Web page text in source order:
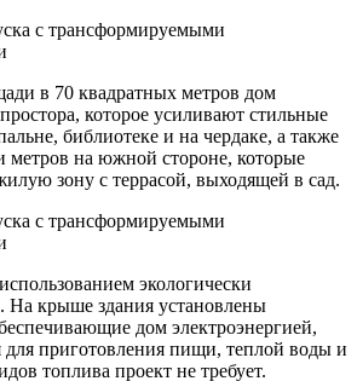
в 70 квадратных метров дом
которое усиливают стильные
библиотеке и на чердаке, а также
метров на южной стороне, которые
зону с террасой, выходящей в сад.
экологически
На крыше здания установлены
дом электроэнергией,
для приготовления пищи, теплой воды и
топлива проект не требует.